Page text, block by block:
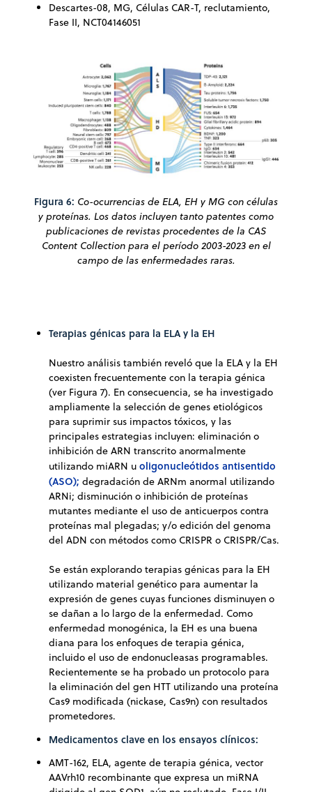
Descartes-08, MG, Células CAR-T, reclutamiento,
Fase II, NCT04146051
Figura 6: Co-ocurrencias de ELA, EH y MG con células
y proteínas. Los datos incluyen tanto patentes como
publicaciones de revistas procedentes de la CAS
Content Collection para el período 2003-2023 en el
campo de las enfermedades raras.
Terapias génicas para la ELA y la EH
Nuestro análisis también reveló que la ELA y la EH
coexisten frecuentemente con la terapia génica
(ver Figura 7). En consecuencia, se ha investigado
ampliamente la selección de genes etiológicos
para suprimir sus impactos tóxicos, y las
principales estrategias incluyen: eliminación o
inhibición de ARN transcrito anormalmente
utilizando miARN u oligonucleótidos antisentido
(ASO); degradación de ARNm anormal utilizando
ARNi; disminución o inhibición de proteínas
mutantes mediante el uso de anticuerpos contra
proteínas mal plegadas; y/o edición del genoma
del ADN con métodos como CRISPR o CRISPR/Cas.
Se están explorando terapias génicas para la EH
utilizando material genético para aumentar la
expresión de genes cuyas funciones disminuyen o
se dañan a lo largo de la enfermedad. Como
enfermedad monogénica, la EH es una buena
diana para los enfoques de terapia génica,
incluido el uso de endonucleasas programables.
Recientemente se ha probado un protocolo para
la eliminación del gen HTT utilizando una proteína
Cas9 modificada (nickase, Cas9n) con resultados
prometedores.
Medicamentos clave en los ensayos clínicos:
AMT-162, ELA, agente de terapia génica, vector
AAVrh10 recombinante que expresa un miRNA